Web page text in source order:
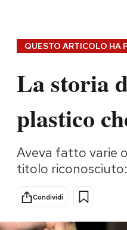
Idee
QUESTO ARTICOLO HA
La storia
plastico
Aveva fatto varie
titolo
Condividi